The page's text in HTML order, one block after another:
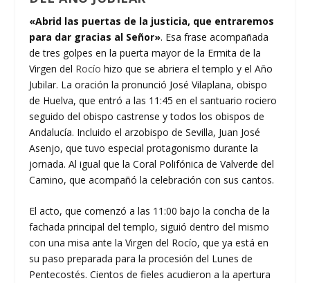
«Abrid las puertas de la justicia, que entraremos
para dar gracias al Señor». Esa frase acompañada
de tres golpes en la puerta mayor de la Ermita de la
Virgen del Rocío hizo que se abriera el templo y el Año
Jubilar. La oración la pronunció José Vilaplana, obispo
de Huelva, que entró a las 11:45 en el santuario rociero
seguido del obispo castrense y todos los obispos de
Andalucía. Incluido el arzobispo de Sevilla, Juan José
Asenjo, que tuvo especial protagonismo durante la
jornada. Al igual que la Coral Polifónica de Valverde del
Camino, que acompañó la celebración con sus cantos.
El acto, que comenzó a las 11:00 bajo la concha de la
fachada principal del templo, siguió dentro del mismo
con una misa ante la Virgen del Rocío, que ya está en
su paso preparada para la procesión del Lunes de
Pentecostés. Cientos de fieles acudieron a la apertura